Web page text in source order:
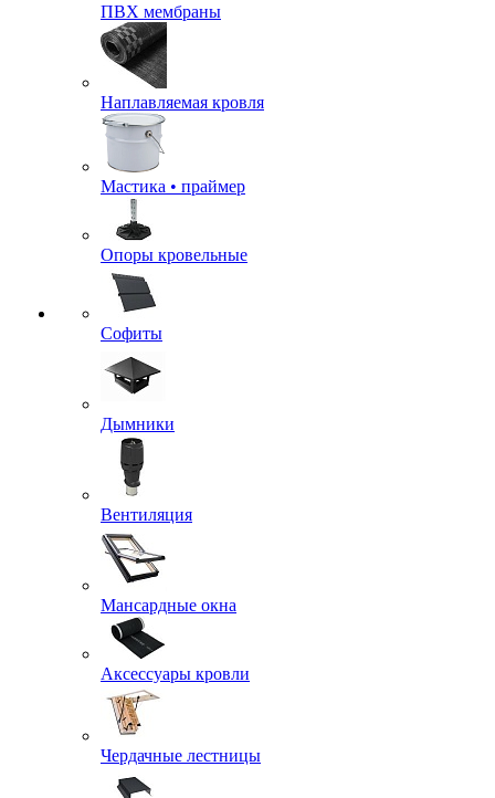
ПВХ мембраны
Наплавляемая кровля
Мастика • праймер
Опоры кровельные
Софиты
Дымники
Вентиляция
Мансардные окна
Аксессуары кровли
Чердачные лестницы